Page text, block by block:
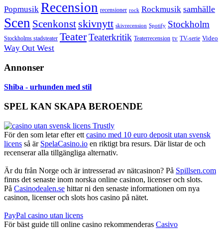
Popmusik Recension recensioner rock Rockmusik samhälle
Scen Scenkonst skivnytt skivrecension Spotify Stockholm
Stockholms stadsteater TeaterTeaterkritik Teaterrecension tv TV-serie Video
Way Out West
Annonser
Shiba - urhunden med stil
SPEL KAN SKAPA BEROENDE
För den som letar efter ett casino med 10 euro deposit utan svensk
licens så är SpelaCasino.io en riktigt bra resurs. Där listar de och
recenserar alla tillgängliga alternativ.
Är du från Norge och är intresserad av nätcasinon? På Spillsen.com
finns det senaste inom norska online casinon, licenser och slots.
På Casinodealen.se hittar ni den senaste informationen om nya
casinon, licenser och slots hos casino på nätet.
PayPal casino utan licens
För bäst guide till online casino rekommenderas Casivo